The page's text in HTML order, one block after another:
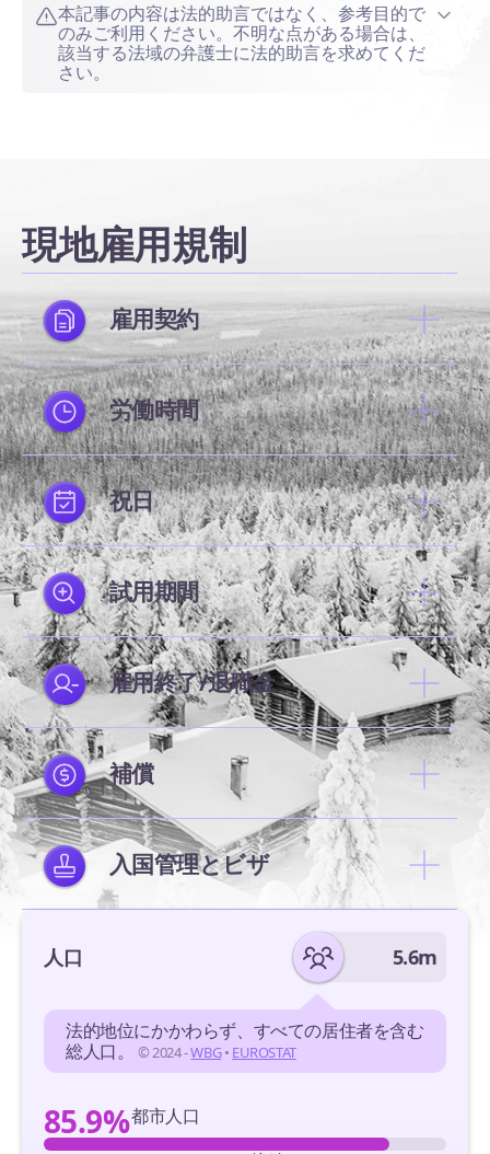
本記事の内容は法的助言ではなく、参考目的で
のみご利用ください。不明な点がある場合は、
該当する法域の弁護士に法的助言を求めてくだ
さい。
現地雇用規制
雇用契約
労働時間
祝日
試用期間
雇用終了/退職金
補償
入国管理とビザ
人口 5.6m
法的地位にかかわらず、すべての居住者を含む
総人口。
© 2024 -WBG• EUROSTAT
85.9%都市人口